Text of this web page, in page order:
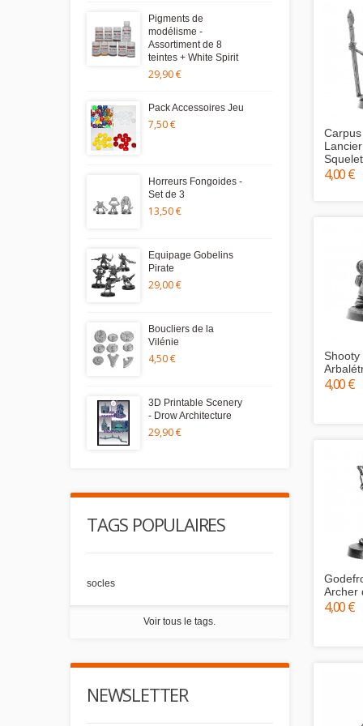
Lancier
4,00 €
Shooty
4,00 €
Archer
4,00 €
Pigments de
modélisme -
Assortiment de 8
teintes + White Spirit
29,90 €
Pack Accessoires Jeu
7,50 €
Horreurs Fongoides -
Set de 3
13,50 €
Equipage Gobelins
Pirate
29,00 €
Boucliers de la
Vilénie
4,50 €
3D Printable Scenery
- Drow Architecture
29,90 €
TAGS POPULAIRES
socles
Voir tous le tags.
NEWSLETTER